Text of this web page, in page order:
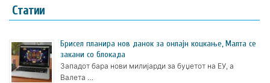
Статии
Брисел планира нов данок за онлајн коцкање, Малта се
закани со блокада
Западот бара нови милијарди за буџетот на ЕУ, а
Валета …